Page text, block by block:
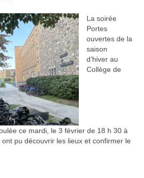
La soirée
Portes
ouvertes de la
saison
d’hiver au
Collège de
ce mardi, le 3 février de 18 h 30 à
pu découvrir les lieux et confirmer le